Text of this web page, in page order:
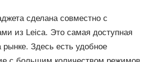
сделана совместно с
из Leica. Это самая доступная
рынке. Здесь есть удобное